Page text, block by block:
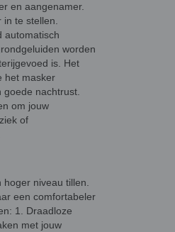
en aangenamer.
te stellen.
automatisch
worden
is. Het
het masker
nachtrust.
om jouw
of
niveau tillen.
een comfortabeler
1. Draadloze
met jouw